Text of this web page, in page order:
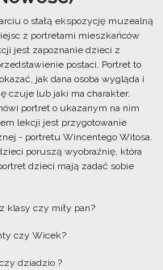
o stałą ekspozycję muzealną
z portretami mieszkańców
jest zapoznanie dzieci z
postaci. Portret to
jak dana osoba wygląda i
czuje lub jaki ma charakter.
portret o ukazanym na nim
lekcji jest przygotowanie
- portretu Wincentego Witosa.
poruszą wyobraźnię, która
dzieci mają zadać sobie
klasy czy miły pan?
czy Wicek?
dziadzio ?